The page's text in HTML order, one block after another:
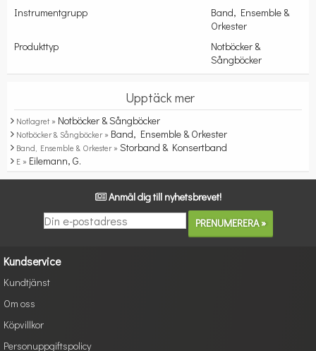
Instrumentgrupp
Band, Ensemble &
Orkester
Produkttyp
Notböcker &
Sångböcker
Upptäck mer
Notlagret » Notböcker & Sångböcker
Notböcker & Sångböcker » Band, Ensemble & Orkester
Band, Ensemble & Orkester » Storband & Konsertband
E » Eilemann, G.
Anmäl dig till nyhetsbrevet!
Kundservice
Kundtjänst
Om oss
Köpvillkor
Personuppgiftspolicy